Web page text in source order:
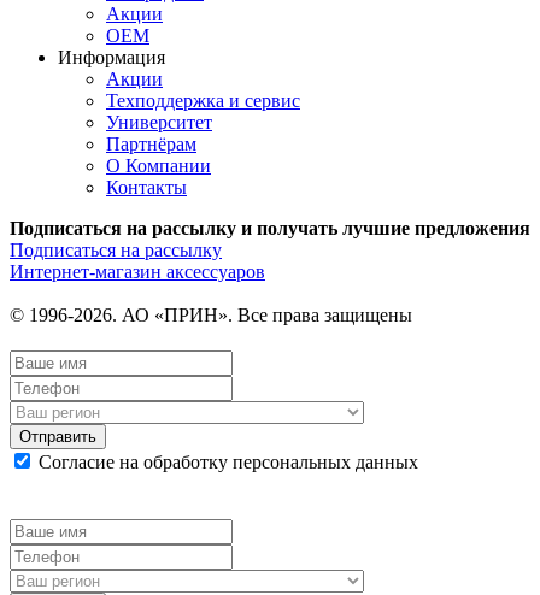
Акции
OEM
Информация
Акции
Техподдержка и сервис
Университет
Партнёрам
О Компании
Контакты
Подписаться на рассылку и получать лучшие предложения
Подписаться на рассылку
Интернет-магазин аксессуаров
© 1996-2026. АО «ПРИН». Все права защищены
Отправить
Согласие на обработку персональных данных